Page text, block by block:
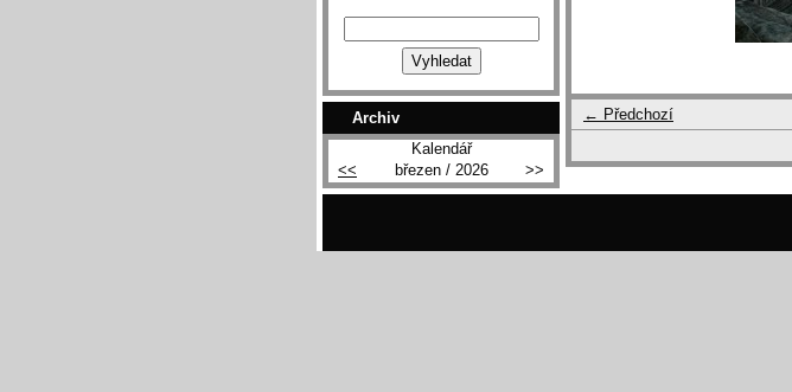
← Předchozí
Archiv
Kalendář
<<
březen / 2026 >>